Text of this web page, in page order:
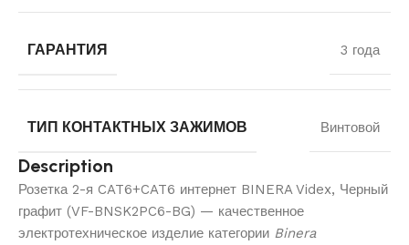
ГАРАНТИЯ 3 года
ТИП КОНТАКТНЫХ ЗАЖИМОВ Винтовой
Description
Розетка 2-я CAT6+CAT6 интернет BINERA Videx, Черный
графит (VF-BNSK2PC6-BG) — качественное
электротехническое изделие категории Binera